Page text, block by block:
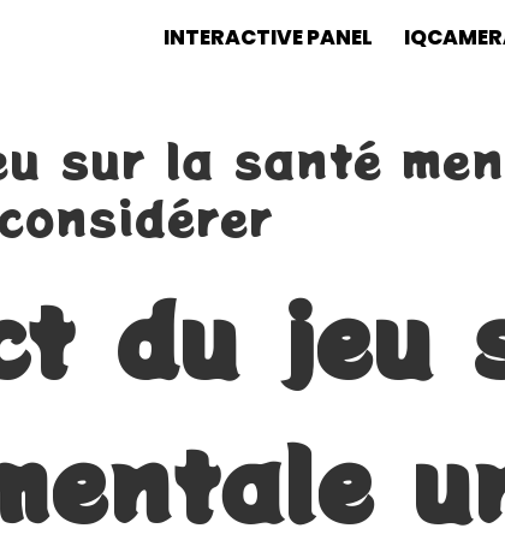
INTERACTIVE PANEL
sur la santé
du jeu